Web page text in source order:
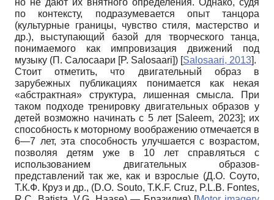
по контексту, подразумевается опыт танцора
(культурные границы, чувство стиля, мастерство и
др.), выступающий базой для творческого танца,
понимаемого как импровизация движений под
музыку (П. Салосаари [P. Salosaari]) [Salosaari, 2013].
Стоит отметить, что двигательный образ в
зарубежных публикациях понимается как некая
«абстрактная» структура, лишенная смысла. При
таком подходе тренировку двигательных образов у
детей возможно начинать с 5 лет [Saleem, 2023]; их
способность к моторному воображению отмечается в
6—7 лет, эта способность улучшается с возрастом,
позволяя детям уже в 10 лет справляться с
использованием двигательных образов-
представлений так же, как и взрослые (Д.О. Соуто,
Т.К.Ф. Круз и др., (D.O. Souto, T.K.F. Cruz, P.L.B. Fontes,